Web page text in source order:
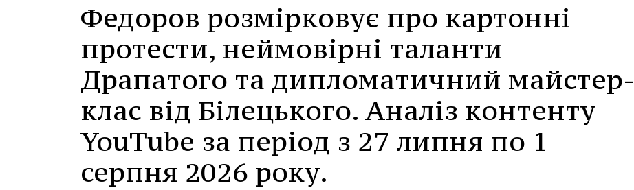
Федоров розмірковує про картонні
протести, неймовірні таланти
Драпатого та дипломатичний майстер-
клас від Білецького. Аналіз контенту
YouTube за період з 27 липня по 1
серпня 2026 року.